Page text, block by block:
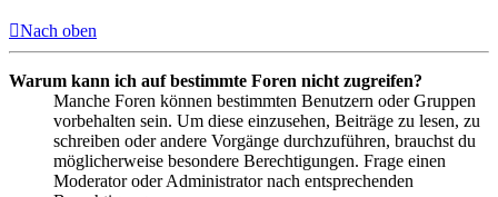
Nach oben
Warum kann ich auf bestimmte Foren nicht zugreifen?
Manche Foren können bestimmten Benutzern oder Gruppen
vorbehalten sein. Um diese einzusehen, Beiträge zu lesen, zu
schreiben oder andere Vorgänge durchzuführen, brauchst du
möglicherweise besondere Berechtigungen. Frage einen
Moderator oder Administrator nach entsprechenden